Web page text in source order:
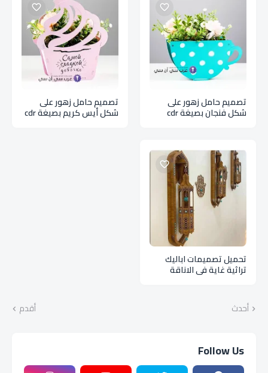
تصميم حامل زهور على
شكل فنجان بصيغة cdr
تصميم حامل زهور على
شكل أيس كريم بصيغة cdr
تحميل تصميمات اباليك
تراثية غاية فى الاناقة
أحدث
أقدم
Follow Us